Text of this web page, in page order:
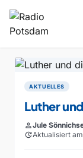
AKTUELLES
Luther
personJule
updateAktualisiert am